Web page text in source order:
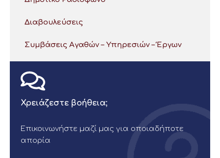
Διαβουλεύσεις
Συμβάσεις Αγαθών – Υπηρεσιών – Έργων
Χρειάζεστε βοήθεια;
Επικοινωνήστε μαζί μας για οποιαδήποτε
απορία